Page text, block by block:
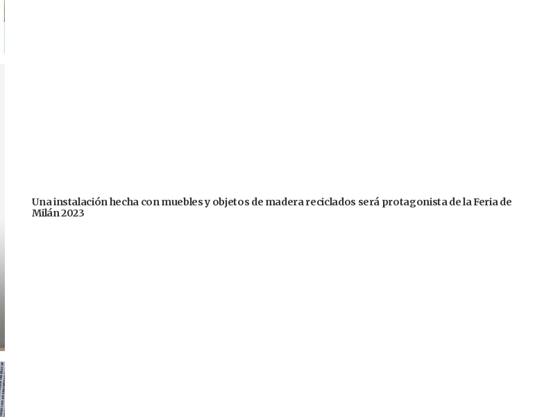
Una instalación hecha con muebles y objetos de madera reciclados será protagonista de la Feria de
Milán 2023